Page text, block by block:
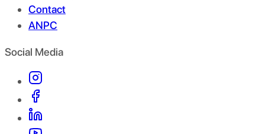
Contact
ANPC
Social Media